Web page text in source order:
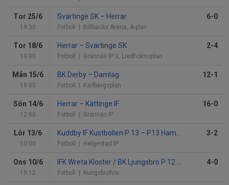
Tor 25/6
19:30
Svärtinge SK – Herrar
Fotboll | Billbäcks Arena, A-plan
6-0
Tor 18/6
19:00
Herrar – Svärtinge SK
Fotboll | Grännäs IP 3, Liedholmsplan
2-4
Mån 15/6
19:00
BK Derby – Damlag
Fotboll | Karlbergsplan
12-1
Sön 14/6
12:00
Herrar – Kättinge IF
Fotboll | Grännäs IP
16-0
Lör 13/6
10:00
Kuddby IF Kustbollen P 13 – P13 Hammarkinds United
Fotboll | Helgestad IP
3-2
Ons 10/6
19:15
P14
Fotboll | Kungsbrohov
4-0